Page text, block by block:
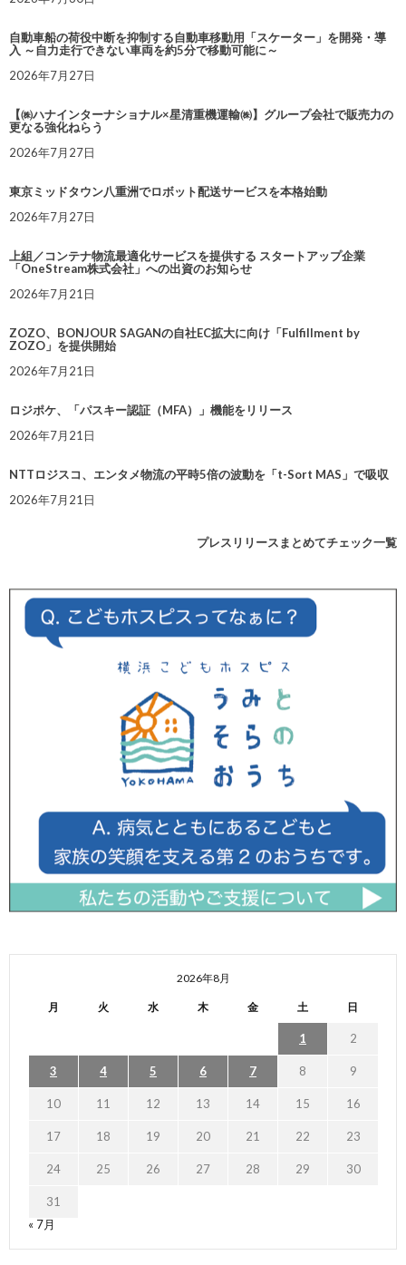
自動車船の荷役中断を抑制する自動車移動用「スケーター」を開発・導
入 ～自力走行できない車両を約5分で移動可能に～
2026年7月27日
【㈱ハナインターナショナル×星清重機運輸㈱】グループ会社で販売力の
更なる強化ねらう
2026年7月27日
東京ミッドタウン八重洲でロボット配送サービスを本格始動
2026年7月27日
上組／コンテナ物流最適化サービスを提供する スタートアップ企業
「OneStream株式会社」への出資のお知らせ
2026年7月21日
ZOZO、BONJOUR SAGANの自社EC拡大に向け「Fulfillment by
ZOZO」を提供開始
2026年7月21日
ロジポケ、「パスキー認証（MFA）」機能をリリース
2026年7月21日
NTTロジスコ、エンタメ物流の平時5倍の波動を「t-Sort MAS」で吸収
2026年7月21日
プレスリリースまとめてチェック一覧
2026年8月
月 火 水 木 金 土 日
1 2
3 4 5 6 7 8 9
10 11 12 13 14 15 16
17 18 19 20 21 22 23
24 25 26 27 28 29 30
31
« 7月